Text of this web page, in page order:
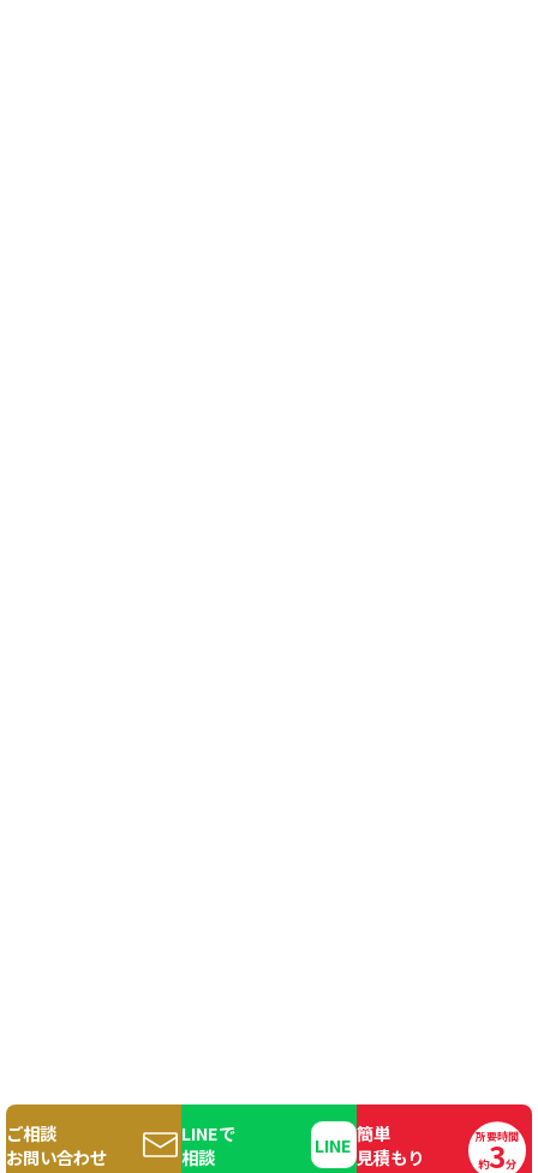
ご相談
お問い合わせ
LINEで
相談
簡単
見積もり
所要時間
約3分
Copyright© 2016 560DESIGNS. All Rights Reserved.